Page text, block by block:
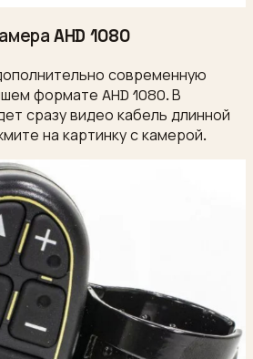
AHD 1080
современную
формате AHD 1080. В
сразу видео кабель длинной
на картинку с камерой.